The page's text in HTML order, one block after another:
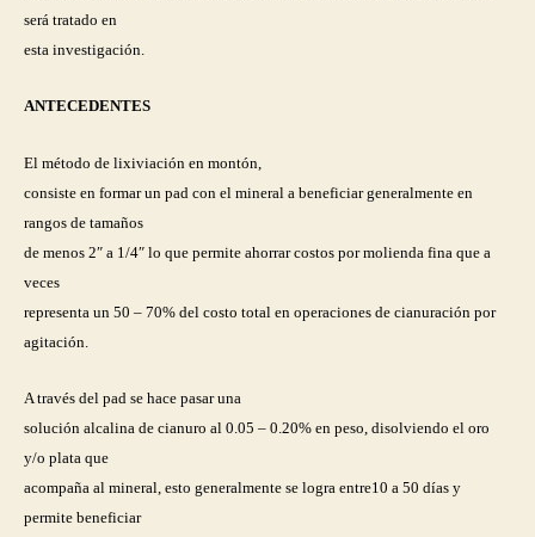
será tratado en
esta investigación.
ANTECEDENTES
El método de lixiviación en montón,
consiste en formar un pad con el mineral a beneficiar generalmente en
rangos de tamaños
de menos 2″ a 1/4″ lo que permite ahorrar costos por molienda fina que a
veces
representa un 50 – 70% del costo total en operaciones de cianuración por
agitación.
A través del pad se hace pasar una
solución alcalina de cianuro al 0.05 – 0.20% en peso, disolviendo el oro
y/o plata que
acompaña al mineral, esto generalmente se logra entre10 a 50 días y
permite beneficiar